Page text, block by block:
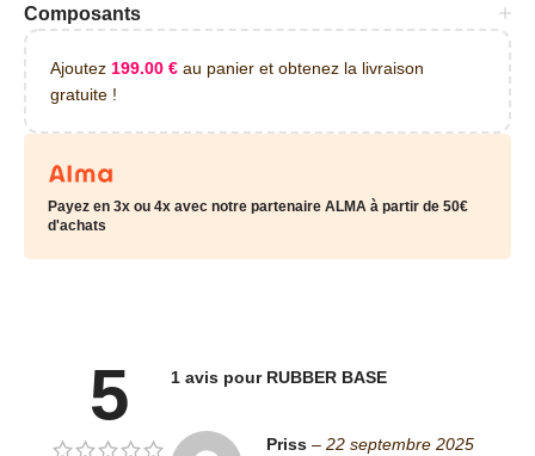
Composants
Ajoutez 199.00 € au panier et obtenez la livraison
gratuite !
Payez en 3x ou 4x avec notre partenaire ALMA à partir de 50€
d'achats
5 1 avis pour RUBBER BASE
Priss – 22 septembre 2025